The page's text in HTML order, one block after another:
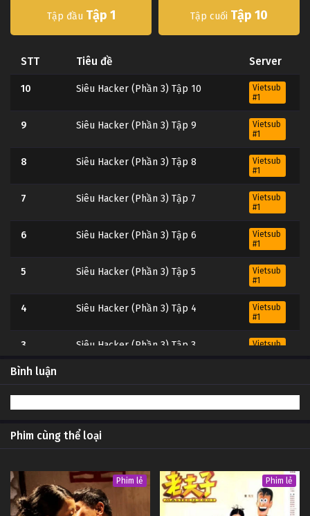
Tập đầu Tập 1 Tập cuối Tập 10
STT Tiêu đề Server
10 Siêu Hacker (Phần 3) Tập 10
Vietsub
#1
9 Siêu Hacker (Phần 3) Tập 9
Vietsub
#1
8 Siêu Hacker (Phần 3) Tập 8
Vietsub
#1
7 Siêu Hacker (Phần 3) Tập 7
Vietsub
#1
6 Siêu Hacker (Phần 3) Tập 6
Vietsub
#1
5 Siêu Hacker (Phần 3) Tập 5
Vietsub
#1
4 Siêu Hacker (Phần 3) Tập 4
Vietsub
#1
3 Siêu Hacker (Phần 3) Tập 3
Vietsub
2 Siêu Hacker (Phần 3) Tập 2
Bình luận
Phim cùng thể loại
Phim lẻ Phim lẻ